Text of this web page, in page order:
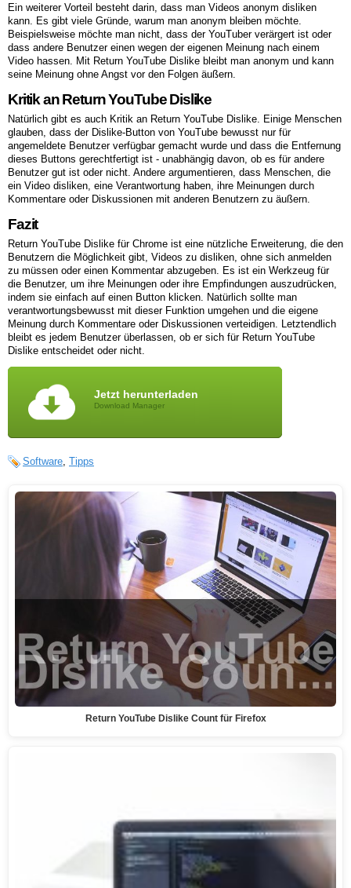
Ein weiterer Vorteil besteht darin, dass man Videos anonym disliken
kann. Es gibt viele Gründe, warum man anonym bleiben möchte.
Beispielsweise möchte man nicht, dass der YouTuber verärgert ist oder
dass andere Benutzer einen wegen der eigenen Meinung nach einem
Video hassen. Mit Return YouTube Dislike bleibt man anonym und kann
seine Meinung ohne Angst vor den Folgen äußern.
Kritik an Return YouTube Dislike
Natürlich gibt es auch Kritik an Return YouTube Dislike. Einige Menschen
glauben, dass der Dislike-Button von YouTube bewusst nur für
angemeldete Benutzer verfügbar gemacht wurde und dass die Entfernung
dieses Buttons gerechtfertigt ist - unabhängig davon, ob es für andere
Benutzer gut ist oder nicht. Andere argumentieren, dass Menschen, die
ein Video disliken, eine Verantwortung haben, ihre Meinungen durch
Kommentare oder Diskussionen mit anderen Benutzern zu äußern.
Fazit
Return YouTube Dislike für Chrome ist eine nützliche Erweiterung, die den
Benutzern die Möglichkeit gibt, Videos zu disliken, ohne sich anmelden
zu müssen oder einen Kommentar abzugeben. Es ist ein Werkzeug für
die Benutzer, um ihre Meinungen oder ihre Empfindungen auszudrücken,
indem sie einfach auf einen Button klicken. Natürlich sollte man
verantwortungsbewusst mit dieser Funktion umgehen und die eigene
Meinung durch Kommentare oder Diskussionen verteidigen. Letztendlich
bleibt es jedem Benutzer überlassen, ob er sich für Return YouTube
Dislike entscheidet oder nicht.
Jetzt herunterladen
Download Manager
Software, Tipps
Return YouTube Dislike Count für Firefox